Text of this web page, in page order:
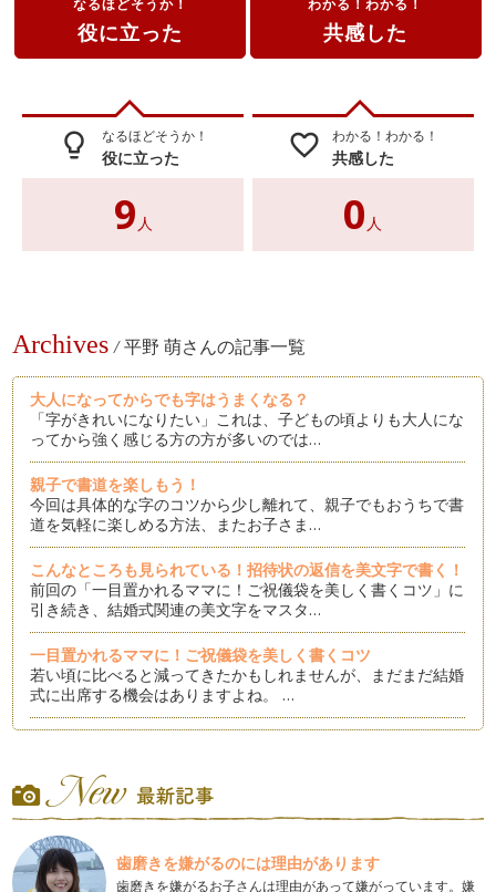
役に立った 共感した
lightbulb_outline なるほどそうか！
役に立った
9 人
favorite_border わかる！わかる！
共感した
0 人
Archives / 平野 萌さんの記事一覧
大人になってからでも字はうまくなる？
「字がきれいになりたい」これは、子どもの頃よりも大人にな
ってから強く感じる方の方が多いのでは…
親子で書道を楽しもう！
今回は具体的な字のコツから少し離れて、親子でもおうちで書
道を気軽に楽しめる方法、またお子さま…
こんなところも見られている！招待状の返信を美文字で書く！
前回の「一目置かれるママに！ご祝儀袋を美しく書くコツ」に
引き続き、結婚式関連の美文字をマスタ…
一目置かれるママに！ご祝儀袋を美しく書くコツ
若い頃に比べると減ってきたかもしれませんが、まだまだ結婚
式に出席する機会はありますよね。 …
し、実際家事に育児に仕事に…
〇〇を意識すると字のバランスが激変！
突然ですが、字を書くときにその字の「外形」を意識したこと
はありますか？ 「外形」と…
歯磨きを嫌がるのには理由があります
歯磨きを嫌がるお子さんは理由があって嫌がっています。嫌